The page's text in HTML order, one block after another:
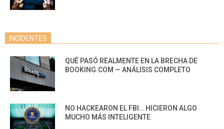
INCIDENTES
QUÉ PASÓ REALMENTE EN LA BRECHA DE
BOOKING.COM — ANÁLISIS COMPLETO
NO HACKEARON EL FBI… HICIERON ALGO
MUCHO MÁS INTELIGENTE